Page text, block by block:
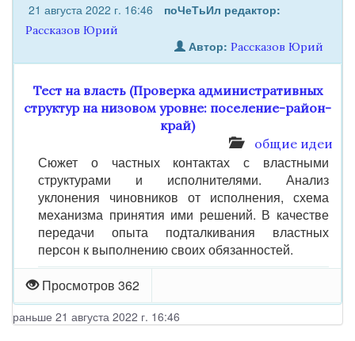
21 августа 2022 г. 16:46
поЧеТьИл редактор:
Рассказов Юрий
Автор: Рассказов Юрий
Тест на власть (Проверка административных
структур на низовом уровне: поселение-район-
край)
общие идеи
Сюжет о частных контактах с властными
структурами и исполнителями. Анализ
уклонения чиновников от исполнения, схема
механизма принятия ими решений. В качестве
передачи опыта подталкивания властных
персон к выполнению своих обязанностей.
Просмотров 362
раньше 21 августа 2022 г. 16:46